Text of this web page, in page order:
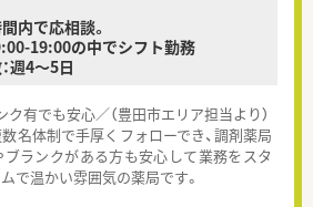
内で応相談。
19:00の中でシフト勤務
週4～5日
ク有でも安心／（豊田市エリア担当より）
名体制で手厚くフォローでき、調剤薬局
ランクがある方も安心して業務をスタ
で温かい雰囲気の薬局です。